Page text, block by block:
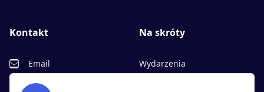
Kontakt
Email
Facebook
Na skróty
Wydarzenia